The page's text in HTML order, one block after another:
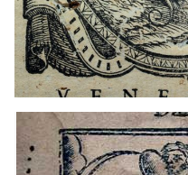
1661 - 1677?
1680 - 1690